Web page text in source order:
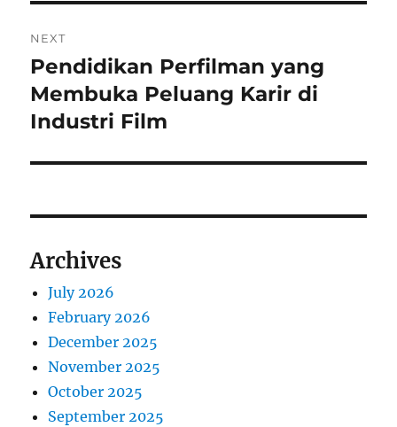
NEXT
Next
post:
Pendidikan Perfilman yang
Membuka Peluang Karir di
Industri Film
Archives
July 2026
February 2026
December 2025
November 2025
October 2025
September 2025